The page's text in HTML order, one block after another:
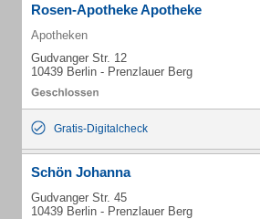
Rosen-Apotheke Apotheke
Apotheken
Gudvanger Str. 12
10439 Berlin - Prenzlauer Berg
Gratis-Digitalcheck
Schön Johanna
Gudvanger Str. 45
10439 Berlin - Prenzlauer Berg